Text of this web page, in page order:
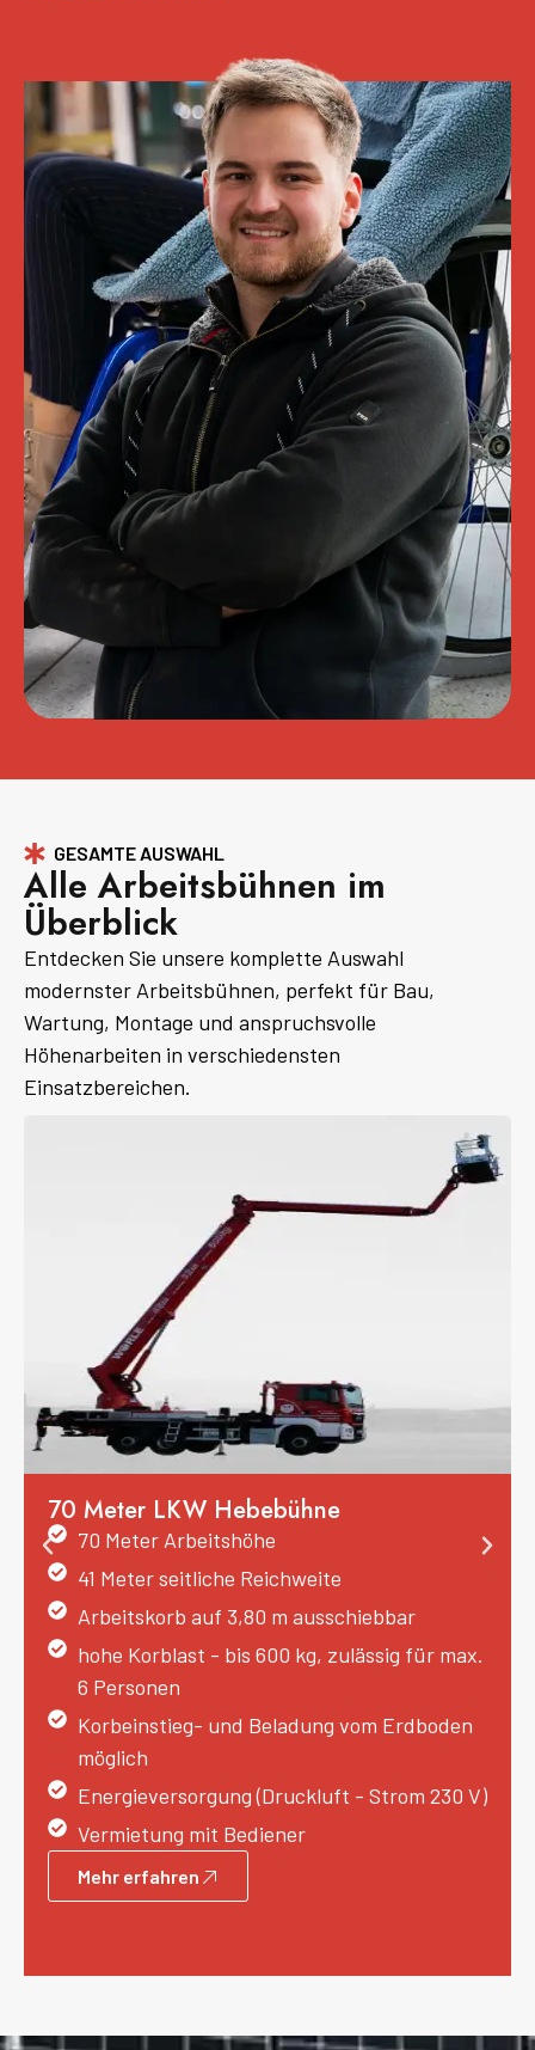
GESAMTE AUSWAHL
Alle Arbeitsbühnen im
Überblick
Entdecken Sie unsere komplette Auswahl
modernster Arbeitsbühnen, perfekt für Bau,
Wartung, Montage und anspruchsvolle
Höhenarbeiten in verschiedensten
Einsatzbereichen.
70 Meter LKW Hebebühne
70 Meter Arbeitshöhe
41 Meter seitliche Reichweite
Arbeitskorb auf 3,80 m ausschiebbar
hohe Korblast - bis 600 kg, zulässig für max.
6 Personen
Korbeinstieg- und Beladung vom Erdboden
möglich
Energieversorgung (Druckluft - Strom 230 V)
Vermietung mit Bediener
Mehr erfahren